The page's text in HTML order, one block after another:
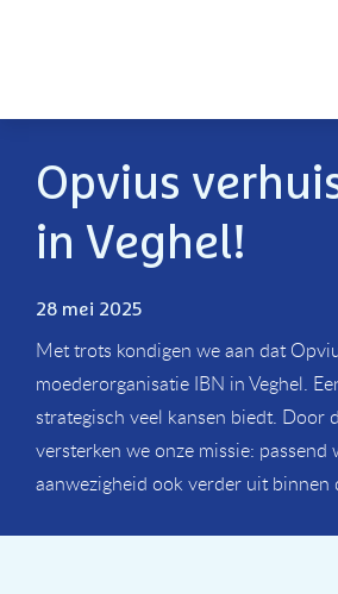
Opvius
in Veghel!
28 mei 2025
Met trots kondigen we aan dat
moederorganisatie IBN in Veghel.
strategisch veel kansen biedt.
versterken we onze missie:
aanwezigheid ook verder uit binnen